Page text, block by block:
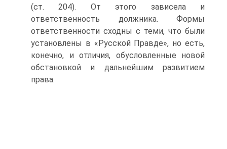
(ст. 204). От этого зависела и
ответственность должника. Формы
ответственности сходны с теми, что были
установлены в «Русской Правде», но есть,
конечно, и отличия, обусловленные новой
обстановкой и дальнейшим развитием
права.